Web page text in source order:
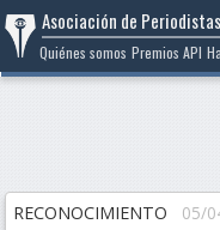
Ir
al
contenido
Asociación de
Quiénes somos Premios API
RECONOCIMIENTO 05/